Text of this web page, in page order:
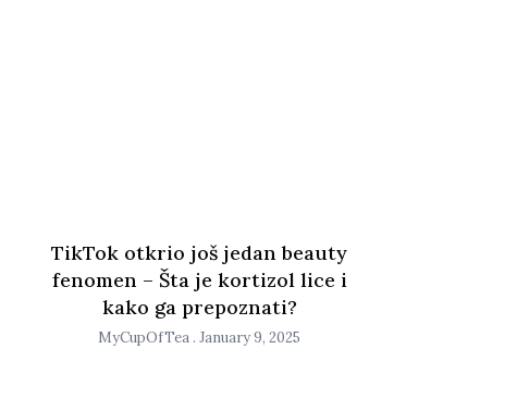
TikTok otkrio još jedan beauty
fenomen – Šta je kortizol lice i
kako ga prepoznati?
MyCupOfTea January 9, 2025